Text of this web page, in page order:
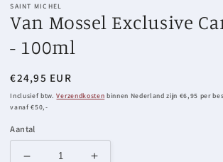
in
modaal
SAINT MICHEL
Van Mossel Exclusive
- 100ml
Normale
prijs
€24,95 EUR
Inclusief btw.Verzendkosten binnen Nederland zijn €6,95 per
vanaf €50,-
Aantal